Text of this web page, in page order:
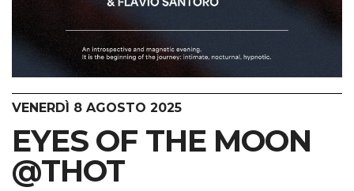
VENERDÌ 8 AGOSTO 2025
EYES OF THE MOON
@THOT